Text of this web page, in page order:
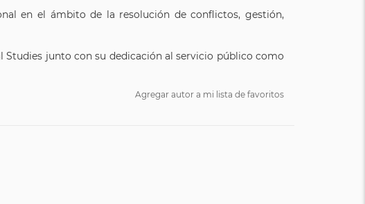
en el ámbito de la resolución de conflictos, gestión,
Studies junto con su dedicación al servicio público como
Agregar autor a mi lista de favoritos